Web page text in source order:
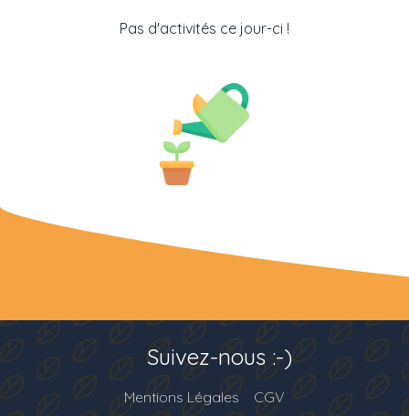
Pas d'activités ce jour-ci !
Mentions Légales CGV
Suivez-nous :-)